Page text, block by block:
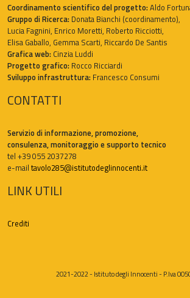
Coordinamento scientifico del progetto:Aldo
Gruppo di Ricerca: Donata Bianchi (coordinamento),
Lucia Fagnini, Enrico Moretti, Roberto Ricciotti,
Elisa Gaballo, Gemma Scarti, Riccardo De Santis
Grafica web: Cinzia Luddi
Progetto grafico: Rocco Ricciardi
Sviluppo infrastruttura: Francesco Consumi
CONTATTI
Servizio di informazione, promozione,
consulenza, monitoraggio e supporto tecnico
tel +39 055 2037278
e-mail tavolo285@istitutodeglinnocenti.it
LINK UTILI
Crediti
2021-2022 - Istituto degli Innocenti - P.Iva